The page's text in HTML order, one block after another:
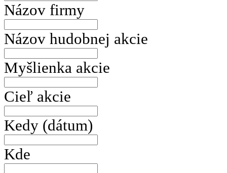
Názov firmy
Názov hudobnej akcie
Myšlienka akcie
Cieľ akcie
Kedy (dátum)
Kde